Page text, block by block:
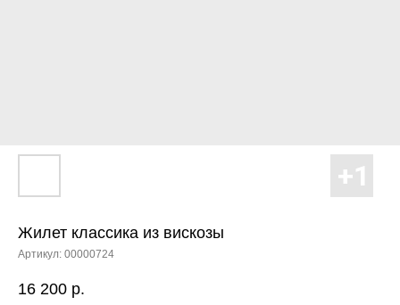
Жилет классика из вискозы
Артикул: 00000724
16 200 р.